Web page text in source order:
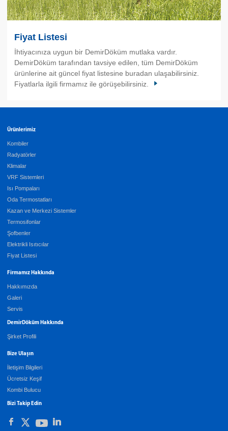
Fiyat Listesi
İhtiyacınıza uygun bir DemirDöküm mutlaka vardır.
DemirDöküm tarafından tavsiye edilen, tüm DemirDöküm
ürünlerine ait güncel fiyat listesine buradan ulaşabilirsiniz.
Fiyatlarla ilgili firmamız ile görüşebilirsiniz.
Ürünlerimiz
Kombiler
Radyatörler
Klimalar
VRF Sistemleri
Isı Pompaları
Oda Termostatları
Kazan ve Merkezi Sistemler
Termosifonlar
Şofbenler
Elektrikli Isıtıcılar
Fiyat Listesi
Firmamız Hakkında
Hakkımızda
Galeri
Servis
DemirDöküm Hakkında
Şirket Profili
Bize Ulaşın
İletişim Bilgileri
Ücretsiz Keşif
Kombi Bulucu
Bizi Takip Edin